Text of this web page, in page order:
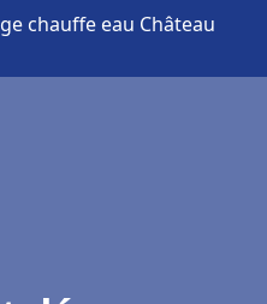
chauffe eau Château